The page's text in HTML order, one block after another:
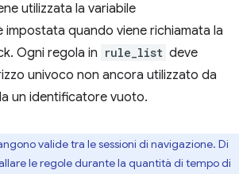
utilizzata la variabile
impostata quando viene richiamata la
Ogni regola in rule_list deve
univoco non ancora utilizzato da
un identificatore vuoto.
valide tra le sessioni di navigazione. Di
le regole durante la quantità di tempo di